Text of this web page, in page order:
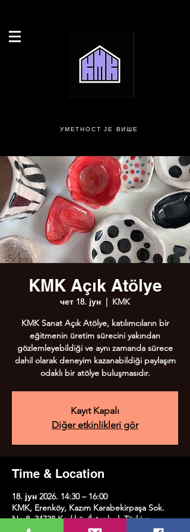
УМЕТНОСТ ЈЕ ВИШЕ
KMK Açık Atölye
чет 18. јун
  |
KMK
KMK Sanat Açık Atölye, katılımcıların bir
eğitmenin üretim sürecini yakından
gözlemleyebildiği ve aynı zamanda sürece
dahil olarak deneyim kazanabildiği paylaşım
odaklı bir atölye buluşmasıdır.
Kayıt Kapalı
Diğer etkinlikleri gör
Time & Location
18. јун 2026. 14:30 – 16:00
KMK, Erenköy, Kazım Karabekirpaşa Sok.
No:8, 34738 Kadıköy/İstanbul, Türkiye